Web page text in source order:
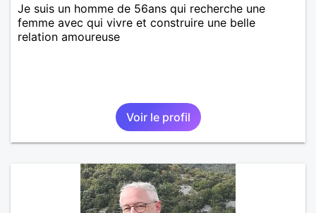
Je suis un homme de 56ans qui recherche une
femme avec qui vivre et construire une belle
relation amoureuse
Voir le profil